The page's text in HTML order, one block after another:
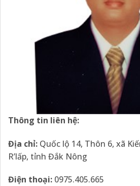
Thông tin liên hệ:
Địa chỉ: Quốc lộ 14, Thôn 6, xã
R’lấp, tỉnh Đắk Nông
Điện thoại: 0975.405.665